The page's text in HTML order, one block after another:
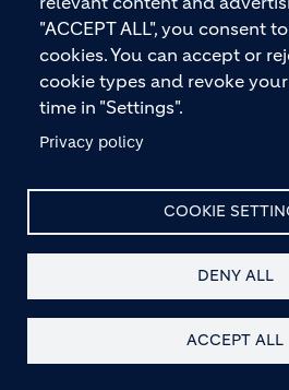
KONTAKT
ANMELDUNG
NEWSLETTER
Melden Sie sich zu unserem
Unser kostenloser Newsletter
regelmäßig wertvolle
"ACCEPT ALL", you consent
cookies. You can accept or
cookie types and revoke
time in "Settings".
Privacy policy
COOKIE
DENY ALL
ACCEPT ALL